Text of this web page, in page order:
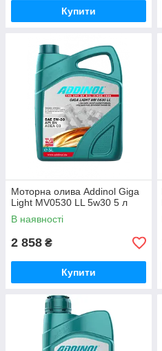
Купити
Моторна олива Addinol Giga
Light MV0530 LL 5w30 5 л
В наявності
2 858 ₴
Купити